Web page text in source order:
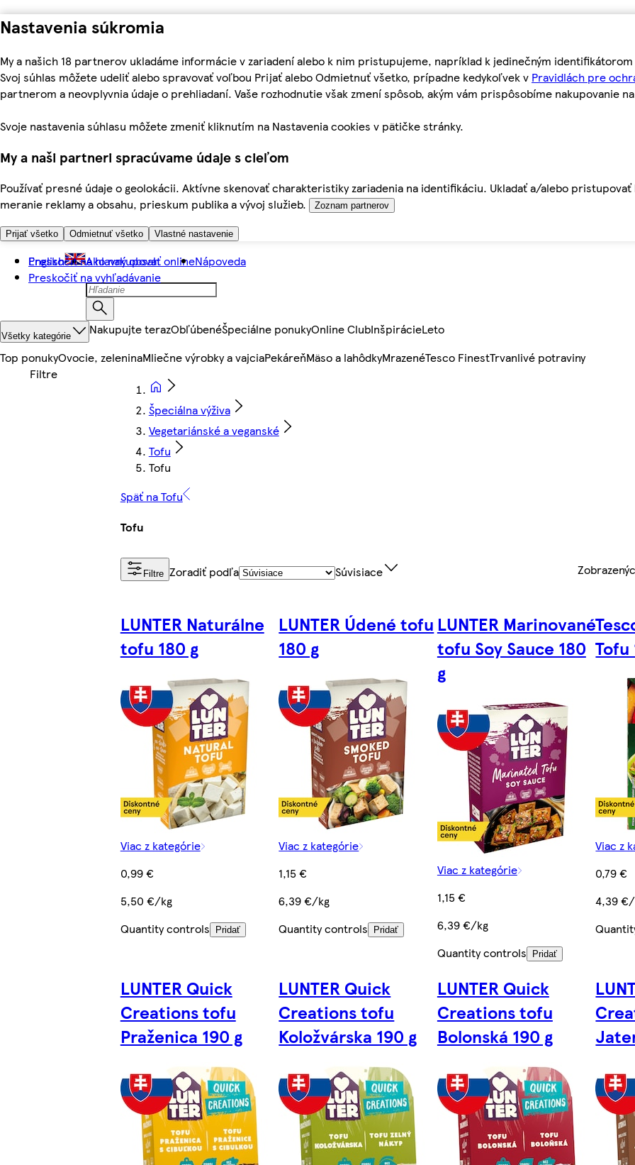
Nastavenia súkromia
My a našich 18 partnerov ukladáme informácie v zariadení alebo k nim pristupujeme, napríklad k jedinečným
Svoj súhlas môžete udeliť alebo spravovať voľbou Prijať alebo Odmietnuť všetko, prípadne kedykoľvek v Pravidlách pre
partnerom a neovplyvnia údaje o prehliadaní. Vaše rozhodnutie však zmení spôsob, akým vám prispôsobíme nakupovanie
Svoje nastavenia súhlasu môžete zmeniť kliknutím na Nastavenia cookies v pätičke stránky.
My a naši partneri spracúvame údaje s cieľom
Používať presné údaje o geolokácii. Aktívne skenovať charakteristiky zariadenia na identifikáciu. Ukladať a/alebo
meranie reklamy a obsahu, prieskum publika a vývoj služieb.
Zoznam partnerov
Prijať všetko Odmietnuť všetko Vlastné nastavenie
Preskočiť na hlavný obsah
Preskočiť na vyhľadávanie
English Ako nakupovať onlineNápoveda
Všetky kategórie Nakupujte terazObľúbenéŠpeciálne ponukyOnline ClubInšpirácieLeto
Top ponukyOvocie, zeleninaMliečne výrobky a vajciaPekáreňMäso a lahôdkyMrazenéTesco FinestTrvanlivé potraviny
Špeciálna výživa
Vegetariánské a veganské
Tofu
Tofu
Späť na Tofu
Tofu
Filtre Zoradiť podľa Súvisiace
LUNTER Naturálne
tofu 180 g
Viac z kategórie
0,99 €
5,50 €/kg
Quantity controls
Pridať
LUNTER Údené tofu
180 g
Viac z kategórie
1,15 €
6,39 €/kg
Quantity controls
Pridať
LUNTER Marinované
tofu Soy Sauce 180
g
Viac z kategórie
1,15 €
6,39 €/kg
Quantity controls
Pridať
Tofu
Viac z
0,79 €
4,39
LUNTER Quick
Creations tofu
Praženica 190 g
LUNTER Quick
Creations tofu
Koložvárska 190 g
LUNTER Quick
Creations tofu
Bolonská 190 g